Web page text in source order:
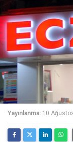
Yayınlanma: 10